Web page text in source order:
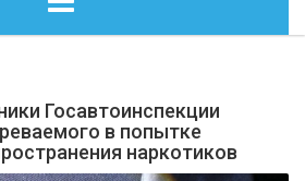
Госавтоинспекции
в попытке
наркотиков